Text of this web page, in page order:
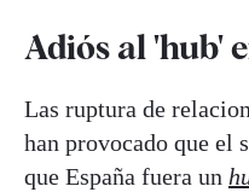
Adiós al 'hub'
Las ruptura de
han provocado que el
que España fuera un